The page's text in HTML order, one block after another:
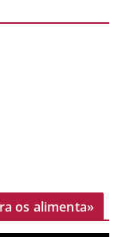
os alimenta»